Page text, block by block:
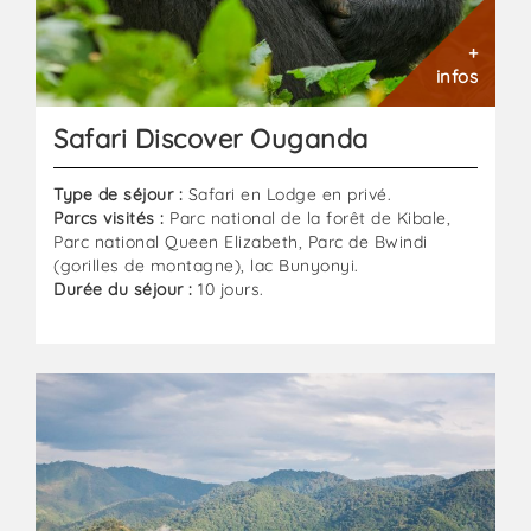
+
infos
Safari Discover Ouganda
Type de séjour : Safari en Lodge en privé.
Parcs visités : Parc national de la forêt de Kibale,
Parc national Queen Elizabeth, Parc de Bwindi
(gorilles de montagne), lac Bunyonyi.
Durée du séjour : 10 jours.
Safari
la
découverte
de
l’Ouganda
et